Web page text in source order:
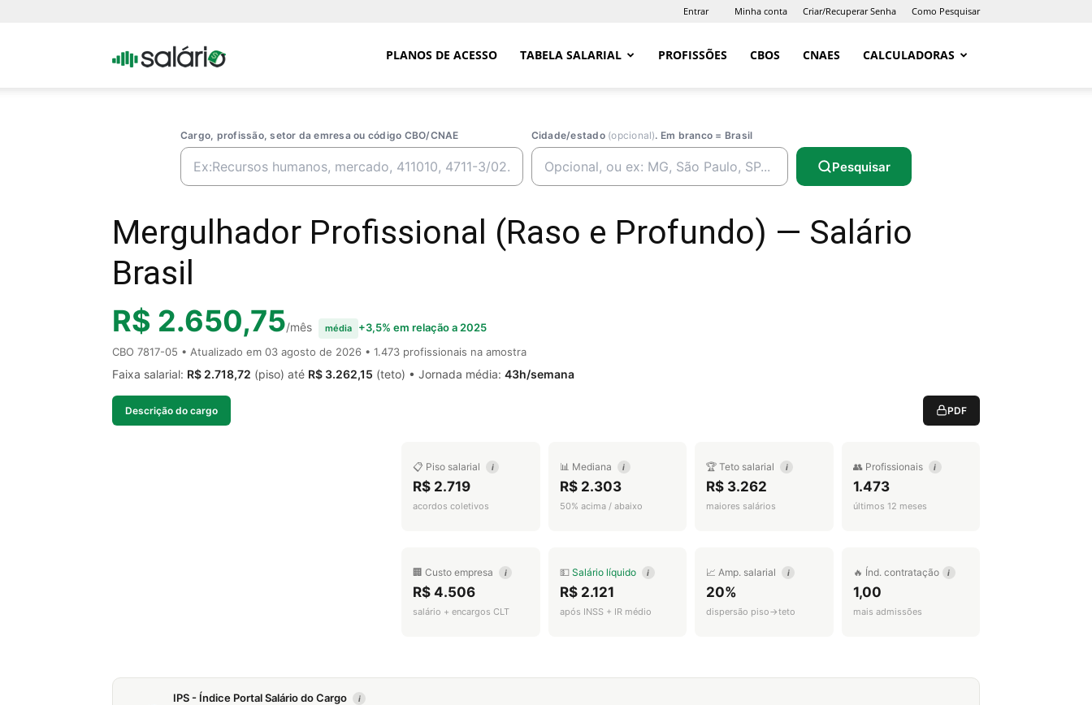
Entrar Minha conta Criar/Recuperar Senha Como Pesquisar
Portal PLANOS DE ACESSO TABELA SALARIAL PROFISSÕES CBOS CNAES CALCULADORAS
Cargo, profissão, setor da emresa ou código CBO/CNAE Cidade/estado (opcional). Em branco = Brasil
Pesquisar
Mergulhador Profissional (Raso e Profundo) — Salário
Brasil
R$ 2.650,75/mês média
+3,5% em relação a 2025
CBO 7817-05 • Atualizado em 03 agosto de 2026 • 1.473 profissionais na amostra
Faixa salarial: R$ 2.718,72 (piso) até R$ 3.262,15 (teto) • Jornada média: 43h/semana
Descrição do cargo PDF
📋 Piso salarial i
R$ 2.719
acordos coletivos
📊 Mediana i
R$ 2.303
50% acima / abaixo
🏆 Teto salarial i
R$ 3.262
maiores salários
👥 Profissionais i
1.473
últimos 12 meses
🏢 Custo empresa i
R$ 4.506
salário + encargos CLT
💵 Salário líquido i
R$ 2.121
após INSS + IR médio
📈 Amp. salarial i
20%
dispersão piso→teto
🔥 Índ. contratação i
1,00
mais admissões
IPS - Índice Portal Salário do Cargo i